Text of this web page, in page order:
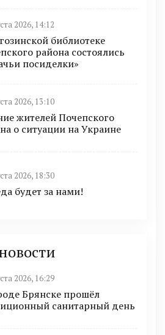
2026, 14:12
библиотеке
района состоялись
посиделки»
2026, 13:10
жителей Почепского
о ситуации на Украине
2026, 18:30
будет за нами!
2026, 16:29
Брянске прошёл
санитарный день